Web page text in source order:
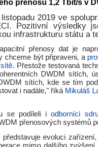
přenosu 1,2 Tbit/s v
2019 ve
Pozitivní výsledky
infrastrukturu státu a
přenosy dat je
chceme být připraveni, a
. Přestože testovaná
DWDM sítích,
sítích, kde se tím
i nadále," říká Mikuláš
se podíleli i odborníci
přenosových systémů
představuje evoluci